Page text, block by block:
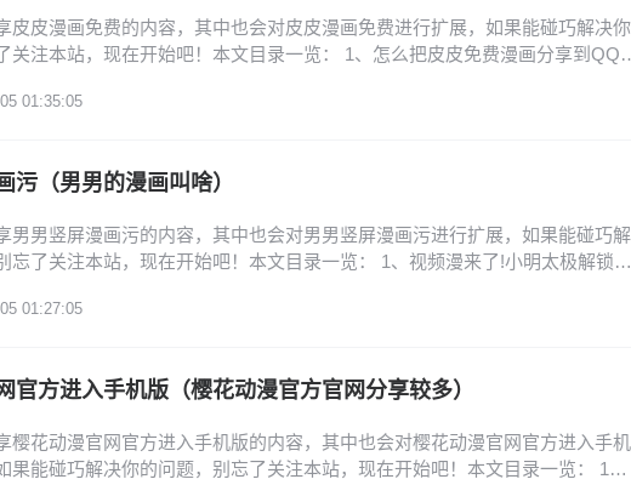
皮皮漫画免费的内容，其中也会对皮皮漫画免费进行扩展，如果能碰巧解决你
关注本站，现在开始吧！本文目录一览： 1、怎么把皮皮免费漫画分享到QQ
哪里能修改皮皮免费漫画密码? 怎么把皮皮免费漫画分享到QQ好友? 1、将皮
01:35:05
污（男男的漫画叫啥）
男男竖屏漫画污的内容，其中也会对男男竖屏漫画污进行扩展，如果能碰巧解
忘了关注本站，现在开始吧！本文目录一览： 1、视频漫来了!小明太极解锁漫
启竖屏模式漫画向右翻页 视频漫来了!小明太极解锁漫画新玩法 小明太极通过
01:27:05
官方进入手机版（樱花动漫官方官网分享较多）
樱花动漫官网官方进入手机版的内容，其中也会对樱花动漫官网官方进入手机
果能碰巧解决你的问题，别忘了关注本站，现在开始吧！本文目录一览： 1、